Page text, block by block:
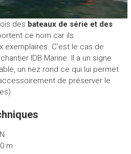
des bateaux de série et des
ce nom car ils
C’est le cas de
IDB Marine. Il a un signe
un nez rond ce qui lui permet
de préserver le
m